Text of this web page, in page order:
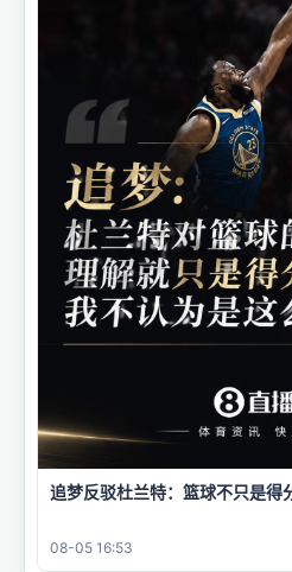
追梦反驳杜兰特：篮球不只是得
08-05 16:53